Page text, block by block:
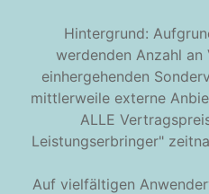
Hintergrund:
werdenden Anzahl
einhergehenden
mittlerweile externe
ALLE
Leistungserbringer"
Auf vielfältigen